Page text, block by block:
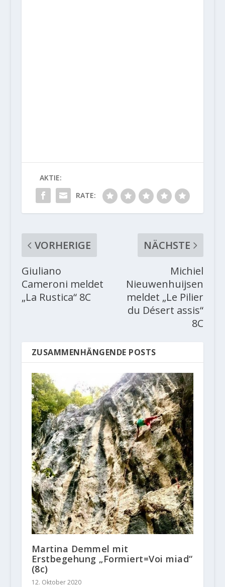
AKTIE:
RATE:
VORHERIGE
Giuliano
Cameroni meldet
„La Rustica“ 8C
NÄCHSTE
Michiel
Nieuwenhuijsen
meldet „Le Pilier
du Désert assis“
8C
ZUSAMMENHÄNGENDE POSTS
Martina Demmel mit
Erstbegehung „Formiert=Voi miad“
(8c)
12. Oktober 2020